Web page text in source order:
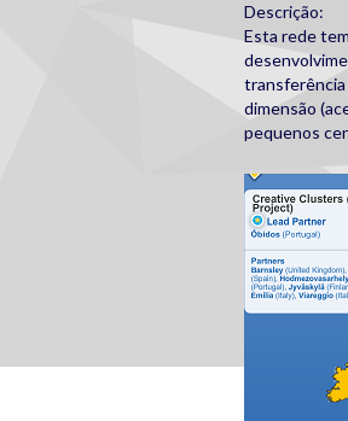
Descrição:
Esta rede
dimensão
pequenos